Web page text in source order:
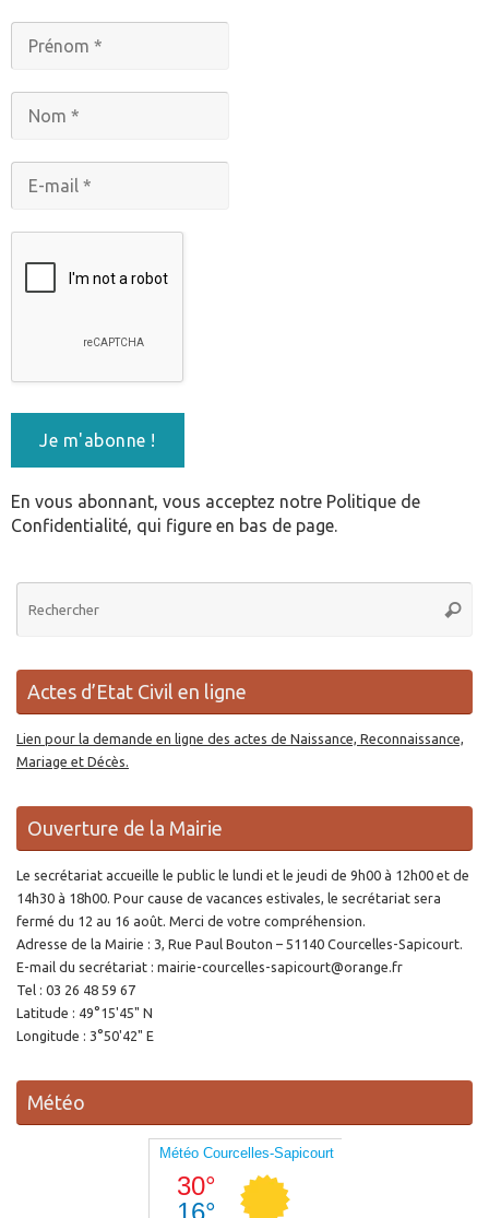
En vous abonnant, vous acceptez notre Politique de
Confidentialité, qui figure en bas de page.
Actes d’Etat Civil en ligne
Lien pour la demande en ligne des actes de Naissance, Reconnaissance,
Mariage et Décès.
Ouverture de la Mairie
Le secrétariat accueille le public le lundi et le jeudi de 9h00 à 12h00 et de
14h30 à 18h00. Pour cause de vacances estivales, le secrétariat sera
fermé du 12 au 16 août. Merci de votre compréhension.
Adresse de la Mairie : 3, Rue Paul Bouton – 51140 Courcelles-Sapicourt.
E-mail du secrétariat : mairie-courcelles-sapicourt@orange.fr
Tel : 03 26 48 59 67
Latitude : 49°15'45" N
Longitude : 3°50'42" E
Météo